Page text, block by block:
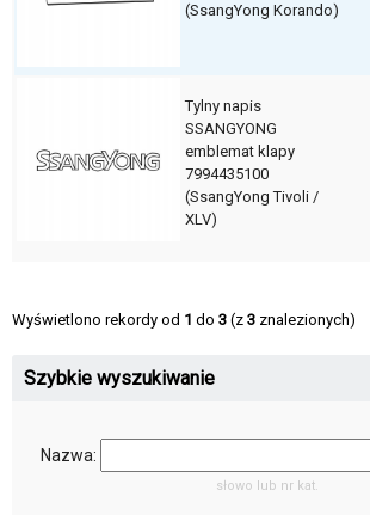
(SsangYong Korando)
Tylny napis
SSANGYONG
emblemat klapy
7994435100
(SsangYong Tivoli /
XLV)
Wyświetlono rekordy od 1 do 3 (z 3 znalezionych)
Szybkie wyszukiwanie
Nazwa:
słowo lub nr kat.